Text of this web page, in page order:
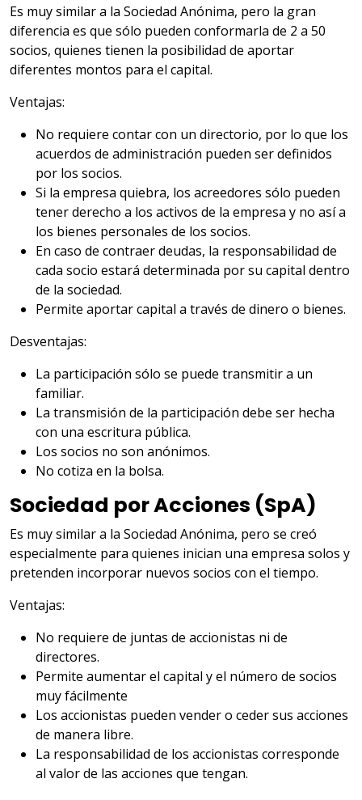
Es muy similar a la Sociedad Anónima, pero la gran
diferencia es que sólo pueden conformarla de 2 a 50
socios, quienes tienen la posibilidad de aportar
diferentes montos para el capital.
Ventajas:
No requiere contar con un directorio, por lo que los
acuerdos de administración pueden ser definidos
por los socios.
Si la empresa quiebra, los acreedores sólo pueden
tener derecho a los activos de la empresa y no así a
los bienes personales de los socios.
En caso de contraer deudas, la responsabilidad de
cada socio estará determinada por su capital dentro
de la sociedad.
Permite aportar capital a través de dinero o bienes.
Desventajas:
La participación sólo se puede transmitir a un
familiar.
La transmisión de la participación debe ser hecha
con una escritura pública.
Los socios no son anónimos.
No cotiza en la bolsa.
Sociedad por Acciones (SpA)
Es muy similar a la Sociedad Anónima, pero se creó
especialmente para quienes inician una empresa solos y
pretenden incorporar nuevos socios con el tiempo.
Ventajas:
No requiere de juntas de accionistas ni de
directores.
Permite aumentar el capital y el número de socios
muy fácilmente
Los accionistas pueden vender o ceder sus acciones
de manera libre.
La responsabilidad de los accionistas corresponde
al valor de las acciones que tengan.